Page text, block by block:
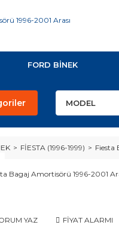
FORD BİNEK
FİESTA (1996-1999) Fiesta
YAZ FİYAT ALARMI